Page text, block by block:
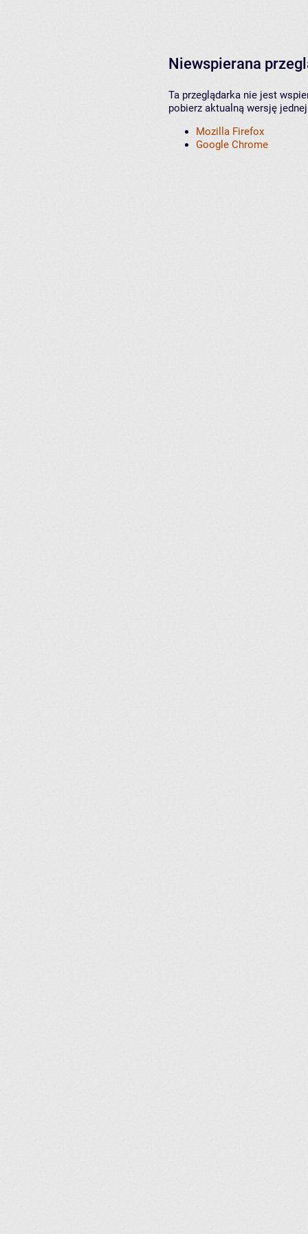
Niewspierana
Ta przeglądarka nie jest
pobierz aktualną wersję
Mozilla Firefox
Google Chrome